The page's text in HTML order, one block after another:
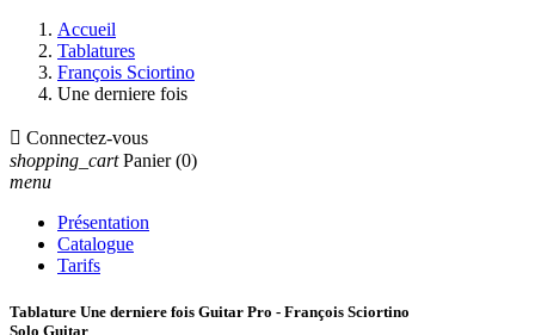
Accueil
Tablatures
François Sciortino
Une derniere fois
 Connectez-vous
shopping_cart Panier (0)
menu
Présentation
Catalogue
Tarifs
Tablature Une derniere fois Guitar Pro - François Sciortino
Solo Guitar